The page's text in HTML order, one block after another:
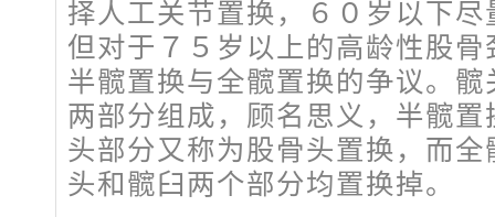
择人工关节置换，６０岁以下
但对于７５岁以上的高龄性股
半髋置换与全髋置换的争议。
两部分组成，顾名思义，半髋
头部分又称为股骨头置换，而
头和髋臼两个部分均置换掉。